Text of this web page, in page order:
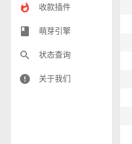
whatshot 收款插件
class 萌芽引擎
search 状态查询
error 关于我们